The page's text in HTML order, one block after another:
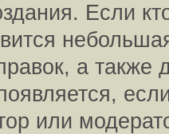
Если
а
или